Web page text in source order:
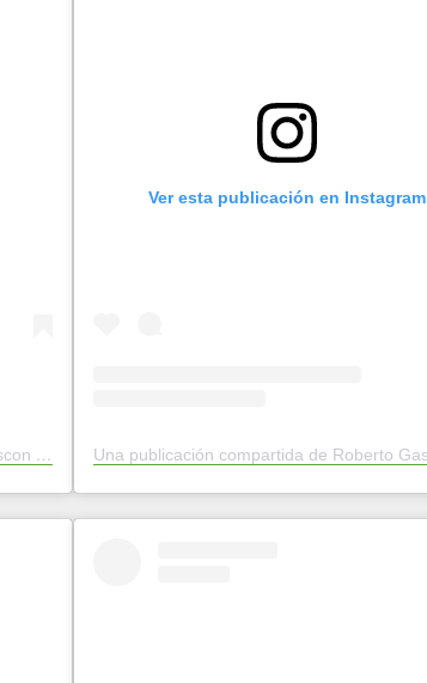
Una publicación compartida de Roberto Gascon (@roberto.rogama)
Ver esta publicación en Instagram